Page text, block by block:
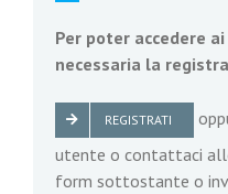
Per poter accedere
necessaria la
REGISTRATI
utente o contattaci
form sottostante o